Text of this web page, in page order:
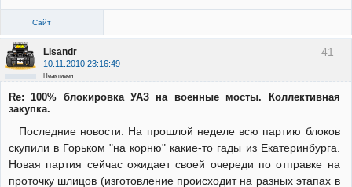
Сайт
41
Lisandr
10.11.2010 23:16:49
Неактивен
Re: 100% блокировка УАЗ на военные мосты. Коллективная
закупка.
Последние новости. На прошлой неделе всю партию блоков
скупили в Горьком "на корню" какие-то гады из Екатеринбурга.
Новая партия сейчас ожидает своей очереди по отправке на
проточку шлицов (изготовление происходит на разных этапах в